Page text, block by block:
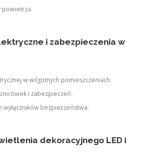
powietrza.
i zabezpieczenia w
w wilgotnych pomieszczeniach.
i zabezpieczeń.
wyłączników bezpieczeństwa.
dekoracyjnego LED i